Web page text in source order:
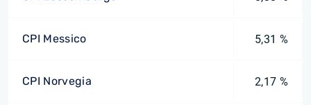
CPI Messico 5,31 %
CPI Norvegia 2,17 %